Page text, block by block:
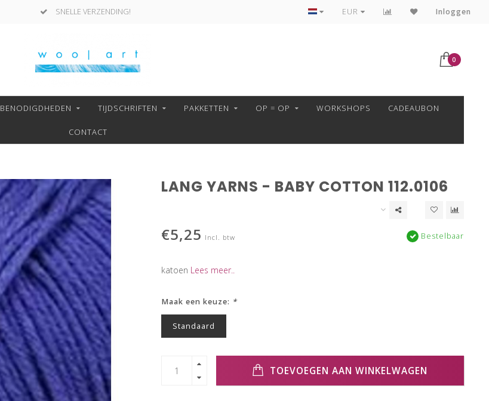
SNELLE VERZENDING! VEILIG BETALEN MET MOLLIE!
EUR Inloggen
0
BENODIGDHEDEN TIJDSCHRIFTEN PAKKETTEN OP = OP WORKSHOPS CADEAUBON
CONTACT
LANG YARNS - BABY COTTON 112.0106
€5,25 Incl. btw Bestelbaar
katoen Lees meer..
Maak een keuze: *
Standaard
TOEVOEGEN AAN WINKELWAGEN